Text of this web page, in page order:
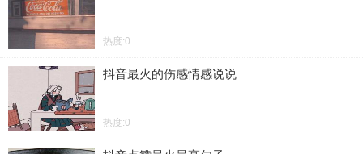
热度:0
抖音最火的伤感情感说说
热度:0